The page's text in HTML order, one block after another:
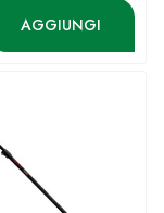
AGGIUNGI